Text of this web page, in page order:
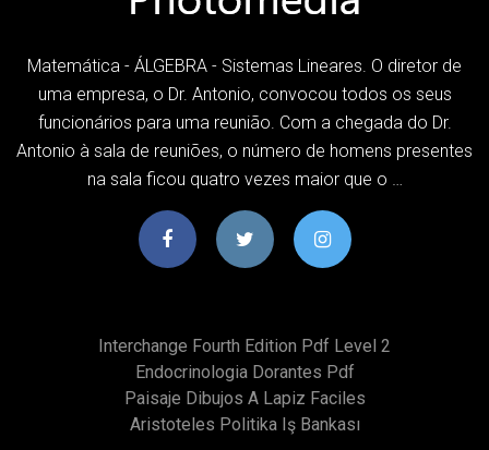
Matemática - ÁLGEBRA - Sistemas Lineares. O diretor de
uma empresa, o Dr. Antonio, convocou todos os seus
funcionários para uma reunião. Com a chegada do Dr.
Antonio à sala de reuniões, o número de homens presentes
na sala ficou quatro vezes maior que o …
Interchange Fourth Edition Pdf Level 2
Endocrinologia Dorantes Pdf
Paisaje Dibujos A Lapiz Faciles
Aristoteles Politika Iş Bankası